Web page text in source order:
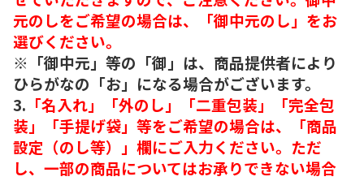
元のしをご希望の場合は、「御中元のし」をお
選びください。
※「御中元」等の「御」は、商品提供者により
ひらがなの「お」になる場合がございます。
3. 「名入れ」「外のし」「二重包装」「完全包
装」「手提げ袋」等をご希望の場合は、「商品
設定（のし等）」欄にご入力ください。ただ
し、一部の商品についてはお承りできない場合